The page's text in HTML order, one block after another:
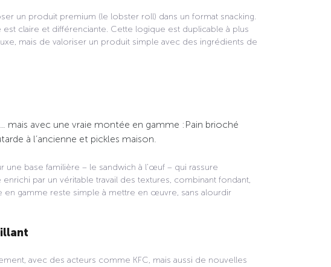
un produit premium (le lobster roll) dans un format snacking.
claire et différenciante. Cette logique est duplicable à plus
mais de valoriser un produit simple avec des ingrédients de
mais avec une vraie montée en gamme : Pain brioché
à l’ancienne et pickles maison.
base familière – le sandwich à l’œuf – qui rassure
par un véritable travail des textures, combinant fondant,
en gamme reste simple à mettre en œuvre, sans alourdir
avec des acteurs comme KFC, mais aussi de nouvelles